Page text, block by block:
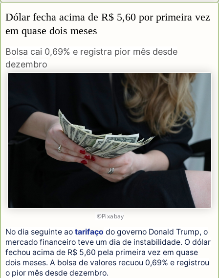
Dólar fecha acima de R$ 5,60 por primeira vez
em quase dois meses
Bolsa cai 0,69% e registra pior mês desde
dezembro
©Pixabay
No dia seguinte ao tarifaço do governo Donald Trump, o
mercado financeiro teve um dia de instabilidade. O dólar
fechou acima de R$ 5,60 pela primeira vez em quase
dois meses. A bolsa de valores recuou 0,69% e registrou
o pior mês desde dezembro.